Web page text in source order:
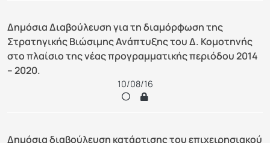
Δημόσια Διαβούλευση για τη διαμόρφωση της
Στρατηγικής Βιώσιμης Ανάπτυξης του Δ. Κομοτηνής
στο πλαίσιο της νέας προγραμματικής περιόδου 2014
– 2020.
10/08/16
Δημόσια διαβούλευση κατάρτισης του επιχειρησιακού